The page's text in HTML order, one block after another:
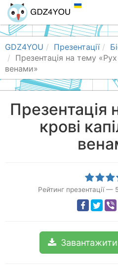
GDZ4YOU Презентації
Презентація на тему «Рух
венами»
Презентація
крові
Рейтинг презентації —